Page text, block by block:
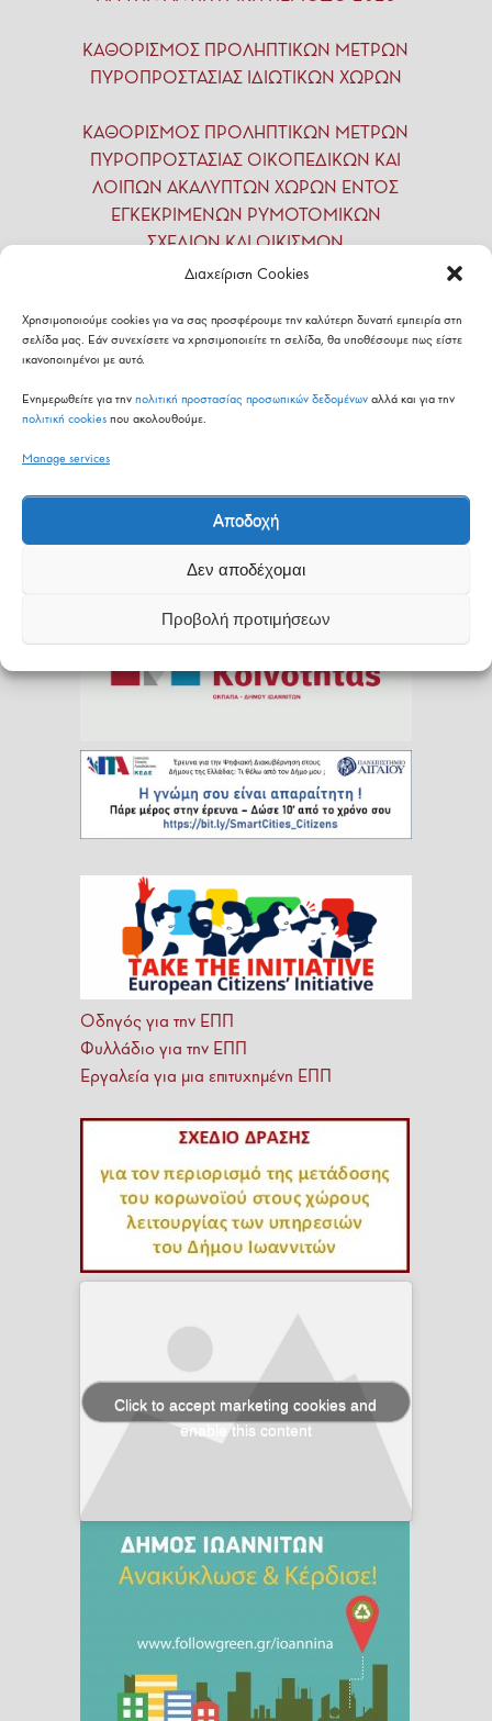
Διαχείριση Cookies
Χρησιμοποιούμε cookies για να σας προσφέρουμε την καλύτερη δυνατή εμπειρία στη
σελίδα μας. Εάν συνεχίσετε να χρησιμοποιείτε τη σελίδα, θα υποθέσουμε πως είστε
ικανοποιημένοι με αυτό.
Ενημερωθείτε για την πολιτική προστασίας προσωπικών δεδομένων αλλά και για την
πολιτική cookies που ακολουθούμε.
Manage services
Αποδοχή
Δεν αποδέχομαι
Προβολή προτιμήσεων
ΚΑΘΟΡΙΣΜΟΣ ΠΡΟΛΗΠΤΙΚΩΝ ΜΕΤΡΩΝ
ΠΥΡΟΠΡΟΣΤΑΣΙΑΣ ΙΔΙΩΤΙΚΩΝ ΧΩΡΩΝ
ΚΑΘΟΡΙΣΜΟΣ ΠΡΟΛΗΠΤΙΚΩΝ ΜΕΤΡΩΝ
ΠΥΡΟΠΡΟΣΤΑΣΙΑΣ ΟΙΚΟΠΕΔΙΚΩΝ ΚΑΙ
ΛΟΙΠΩΝ ΑΚΑΛΥΠΤΩΝ ΧΩΡΩΝ ΕΝΤΟΣ
ΕΓΚΕΚΡΙΜΕΝΩΝ ΡΥΜΟΤΟΜΙΚΩΝ
ΣΧΕΔΙΩΝ ΚΑΙ ΟΙΚΙΣΜΩΝ
Σχέδιο Δράσης
Οδηγός για την ΕΠΠ
Φυλλάδιο για την ΕΠΠ
Εργαλεία για μια επιτυχημένη ΕΠΠ
Click to accept marketing cookies and
enable this content